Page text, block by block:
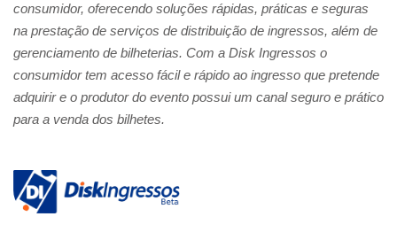
consumidor, oferecendo soluções rápidas, práticas e seguras
na prestação de serviços de distribuição de ingressos, além de
gerenciamento de bilheterias. Com a Disk Ingressos o
consumidor tem acesso fácil e rápido ao ingresso que pretende
adquirir e o produtor do evento possui um canal seguro e prático
para a venda dos bilhetes.